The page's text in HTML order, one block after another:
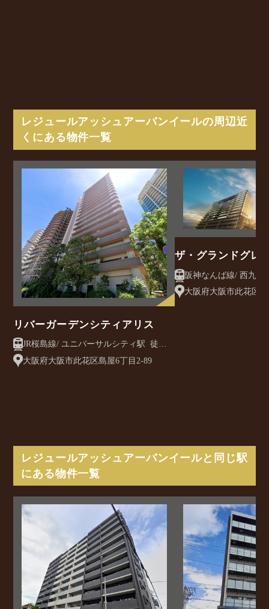
レジュールアッシュアーバンイールの周辺近
くにある物件一覧
リバーガーデンシティアリス
JR桜島線/ ユニバーサルシティ駅 徒歩5
分
大阪府大阪市此花区島屋6丁目2-89
ザ・グランドグレ
条
大阪府大阪市此花区
レジュールアッシュアーバンイールと同じ駅
にある物件一覧